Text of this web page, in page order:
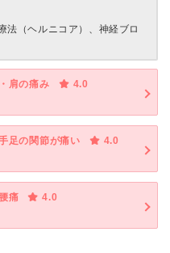
法（ヘルニコア）、神経ブロ
肩の痛み
4.0
足の関節が痛い
4.0
腰痛
4.0